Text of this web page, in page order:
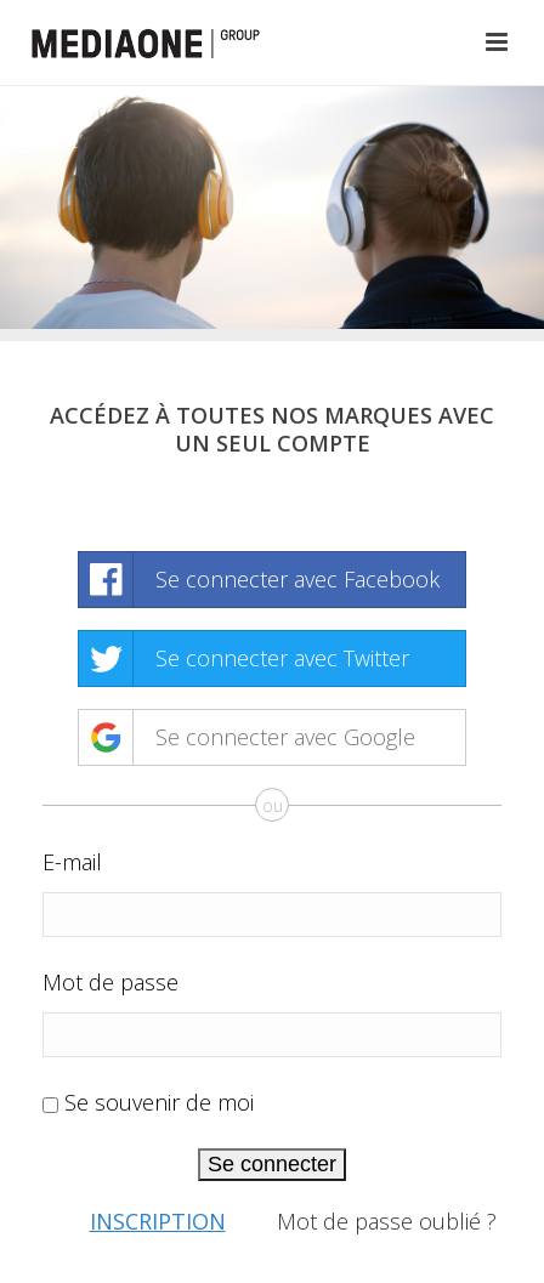
ACCÉDEZ À TOUTES NOS MARQUES AVEC
UN SEUL COMPTE
Se connecter avec Facebook
Se connecter avec Twitter
Se connecter avec Google
ou
E-mail
Mot de passe
Se souvenir de moi
Se connecter
INSCRIPTION Mot de passe oublié ?